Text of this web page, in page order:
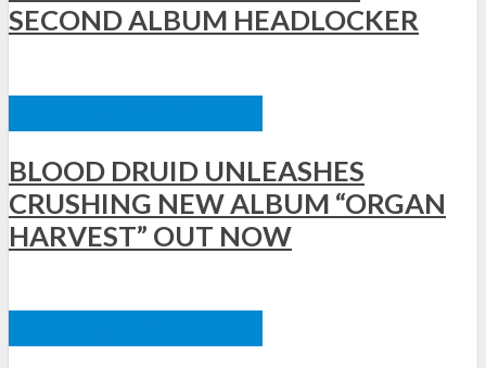
SECOND ALBUM HEADLOCKER
BLOOD DRUID UNLEASHES
CRUSHING NEW ALBUM “ORGAN
HARVEST” OUT NOW